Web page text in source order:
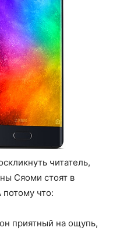
читатель,
Сяоми стоят в
что:
приятный на ощупь,